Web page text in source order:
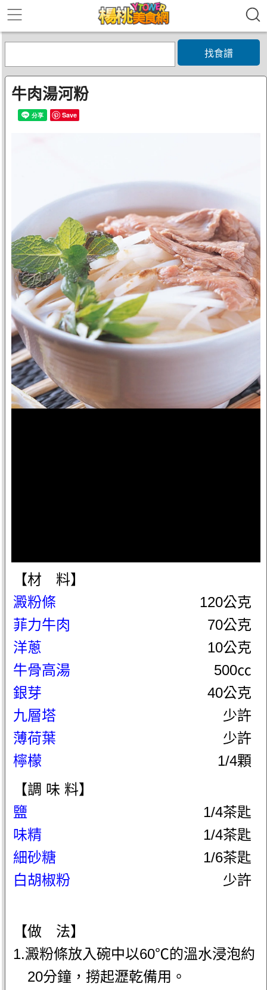
找食譜
牛肉湯河粉
Save
【材 料】
澱粉條
120公克
菲力牛肉
70公克
洋蔥
10公克
牛骨高湯
500㏄
銀芽
40公克
九層塔
少許
薄荷葉
少許
檸檬
1/4顆
【調 味 料】
鹽
1/4茶匙
味精
1/4茶匙
細砂糖
1/6茶匙
白胡椒粉
少許
【做 法】
1.澱粉條放入碗中以60℃的溫水浸泡約
20分鐘，撈起瀝乾備用。